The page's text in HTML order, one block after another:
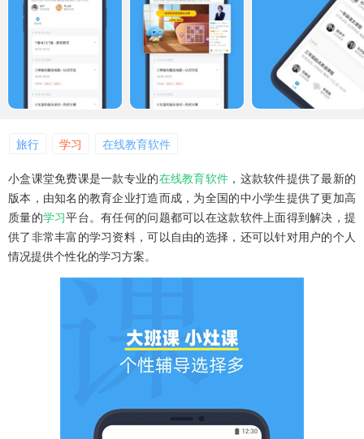
1百+款手游
1百+款手游
旅行 学习 在线教育软件
小盒课堂免费课是一款专业的在线教育软件 ，这款软件提供了最新的
版本，由知名的教育企业打造而成，为全国的中小学生提供了更加高
质量的学习平台。有任何的问题都可以在这款软件上面得到解决，提
供了非常丰富的学习资料，可以自由的选择，还可以针对用户的个人
情况提供个性化的学习方案。